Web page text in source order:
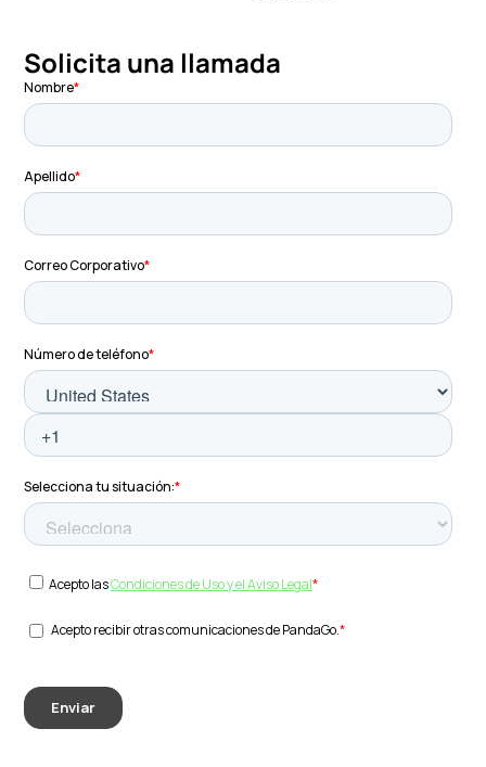
Solicita una llamada